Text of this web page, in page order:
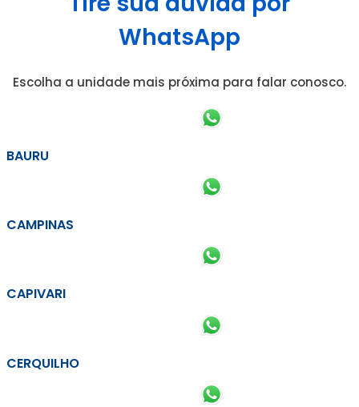
WhatsApp
Escolha a unidade mais próxima para falar conosco.
BAURU
CAMPINAS
CAPIVARI
CERQUILHO